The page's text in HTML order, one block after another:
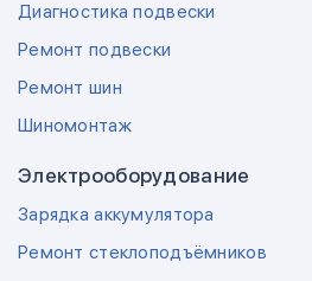
Диагностика подвески
Ремонт подвески
Ремонт шин
Шиномонтаж
Электрооборудование
Зарядка аккумулятора
Ремонт стеклоподъёмников